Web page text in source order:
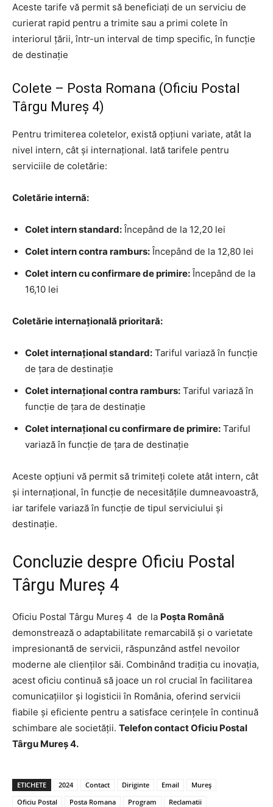
Aceste tarife vă permit să beneficiați de un serviciu de
curierat rapid pentru a trimite sau a primi colete în
interiorul țării, într-un interval de timp specific, în funcție
de destinație
Colete – Posta Romana (Oficiu Postal
Târgu Mureş 4)
Pentru trimiterea coletelor, există opțiuni variate, atât la
nivel intern, cât și internațional. Iată tarifele pentru
serviciile de coletărie:
Coletărie internă:
Colet intern standard: Începând de la 12,20 lei
Colet intern contra ramburs: Începând de la 12,80 lei
Colet intern cu confirmare de primire: Începând de la
16,10 lei
Coletărie internațională prioritară:
Colet internațional standard: Tariful variază în funcție
de țara de destinație
Colet internațional contra ramburs: Tariful variază în
funcție de țara de destinație
Colet internațional cu confirmare de primire: Tariful
variază în funcție de țara de destinație
Aceste opțiuni vă permit să trimiteți colete atât intern, cât
și internațional, în funcție de necesitățile dumneavoastră,
iar tarifele variază în funcție de tipul serviciului și
destinație.
Concluzie despre Oficiu Postal
Târgu Mureş 4
Oficiu Postal Târgu Mureş 4 de la Poșta Română
demonstrează o adaptabilitate remarcabilă și o varietate
impresionantă de servicii, răspunzând astfel nevoilor
moderne ale clienților săi. Combinând tradiția cu inovația,
acest oficiu continuă să joace un rol crucial în facilitarea
comunicațiilor și logisticii în România, oferind servicii
fiabile și eficiente pentru a satisface cerințele în continuă
schimbare ale societății. Telefon contact Oficiu Postal
Târgu Mureş 4.
ETICHETE 2024 Contact Diriginte Email
Mureș
Oficiu Postal
Posta Romana Program
Reclamatii